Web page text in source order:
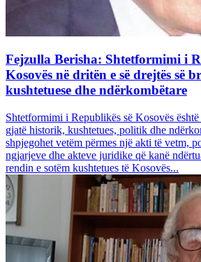
Fejzulla Berisha: Shtetformimi i
Kosovës në dritën e së drejtës së
kushtetuese dhe ndërkombëtare
Shtetformimi i Republikës së Kosovës
gjatë historik, kushtetues, politik dhe
shpjegohet vetëm përmes një akti të vetm,
ngjarjeve dhe akteve juridike që kanë
rendin e sotëm kushtetues të Kosovës...